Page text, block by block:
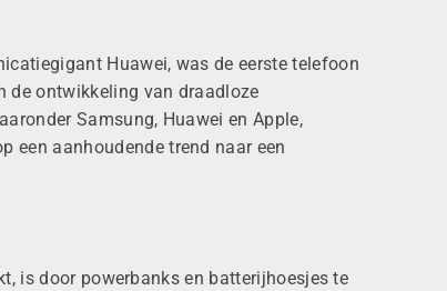
Huawei, was de eerste telefoon
de ontwikkeling van draadloze
Samsung, Huawei en Apple,
een aanhoudende trend naar een
is door powerbanks en batterijhoesjes te